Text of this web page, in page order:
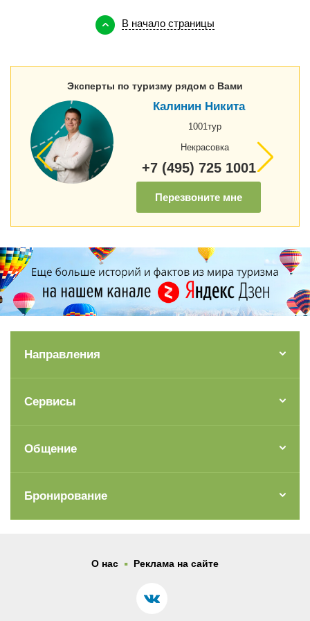
В начало страницы
Эксперты по туризму рядом с Вами
Калинин Никита
1001тур
Некрасовка
+7 (495) 725 1001
Перезвоните мне
Направления
Сервисы
Общение
Бронирование
О нас . Реклама на сайте